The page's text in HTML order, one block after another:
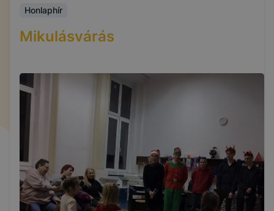
Honlaphír
Mikulásvárás